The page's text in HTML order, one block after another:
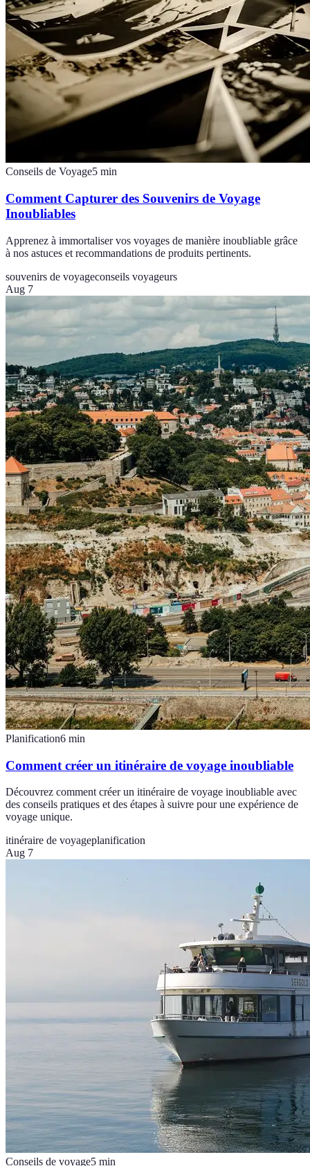
Conseils de Voyage5 min
Comment Capturer des Souvenirs de Voyage
Inoubliables
Apprenez à immortaliser vos voyages de manière inoubliable grâce
à nos astuces et recommandations de produits pertinents.
souvenirs de voyageconseils voyageurs
Aug 7
Planification6 min
Comment créer un itinéraire de voyage inoubliable
Découvrez comment créer un itinéraire de voyage inoubliable avec
des conseils pratiques et des étapes à suivre pour une expérience de
voyage unique.
itinéraire de voyageplanification
Aug 7
Conseils de voyage5 min